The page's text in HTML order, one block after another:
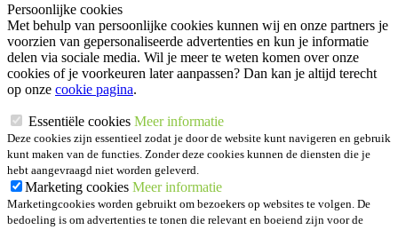
Persoonlijke cookies
Met behulp van persoonlijke cookies kunnen wij en onze partners je
voorzien van gepersonaliseerde advertenties en kun je informatie
delen via sociale media. Wil je meer te weten komen over onze
cookies of je voorkeuren later aanpassen? Dan kan je altijd terecht
op onze cookie pagina.
Essentiële cookies Meer informatie
Deze cookies zijn essentieel zodat je door de website kunt navigeren en gebruik
kunt maken van de functies. Zonder deze cookies kunnen de diensten die je
hebt aangevraagd niet worden geleverd.
Marketing cookies Meer informatie
Marketingcookies worden gebruikt om bezoekers op websites te volgen. De
bedoeling is om advertenties te tonen die relevant en boeiend zijn voor de